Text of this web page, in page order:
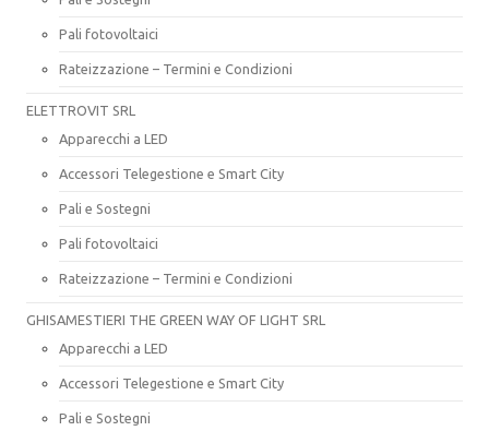
Pali fotovoltaici
Rateizzazione – Termini e Condizioni
ELETTROVIT SRL
Apparecchi a LED
Accessori Telegestione e Smart City
Pali e Sostegni
Pali fotovoltaici
Rateizzazione – Termini e Condizioni
GHISAMESTIERI THE GREEN WAY OF LIGHT SRL
Apparecchi a LED
Accessori Telegestione e Smart City
Pali e Sostegni